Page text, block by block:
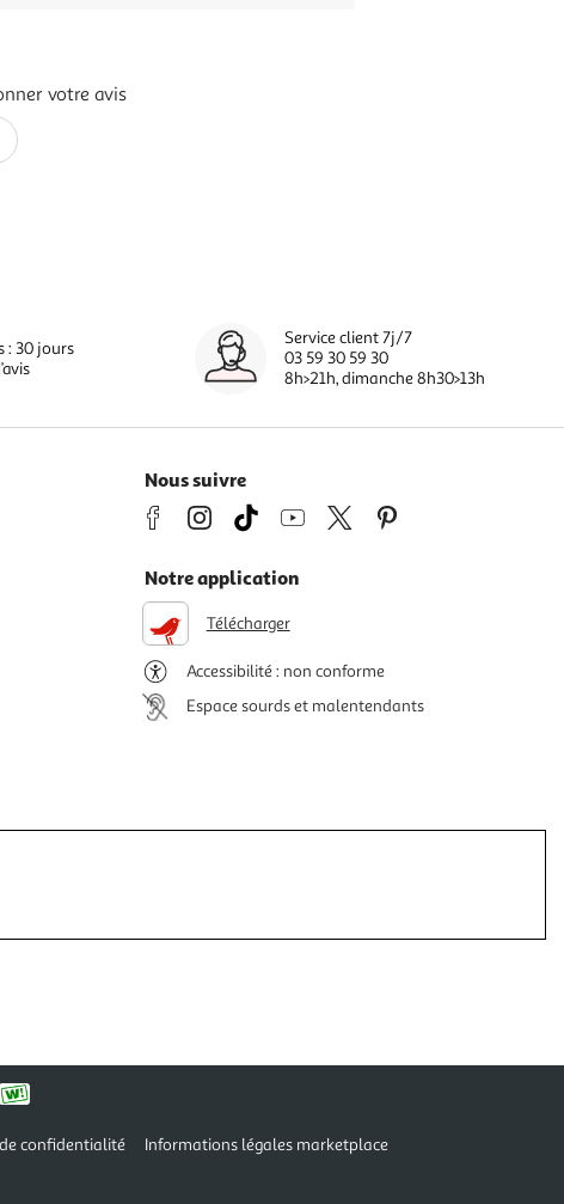
votre avis
: 30 jours
Service client 7j/7
03 59 30 59 30
8h>21h, dimanche 8h30>13h
Nous suivre
Notre application
Télécharger
Accessibilité : non conforme
Espace sourds et malentendants
confidentialité Informations légales marketplace